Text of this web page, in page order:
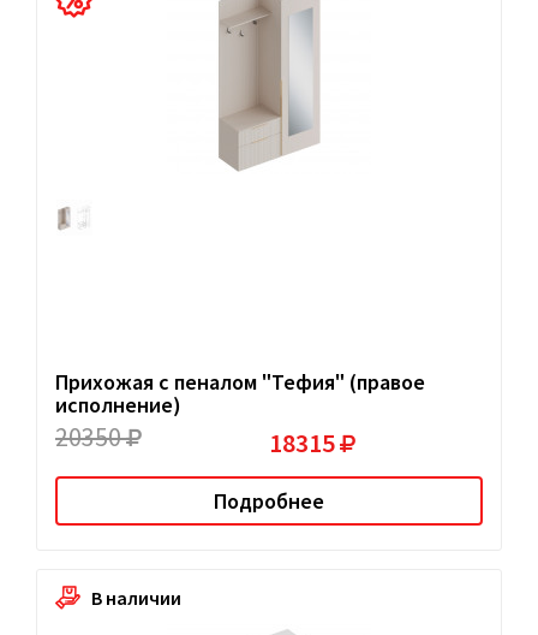
Прихожая с пеналом "Тефия" (правое
исполнение)
20350 18315
Подробнее
В наличии